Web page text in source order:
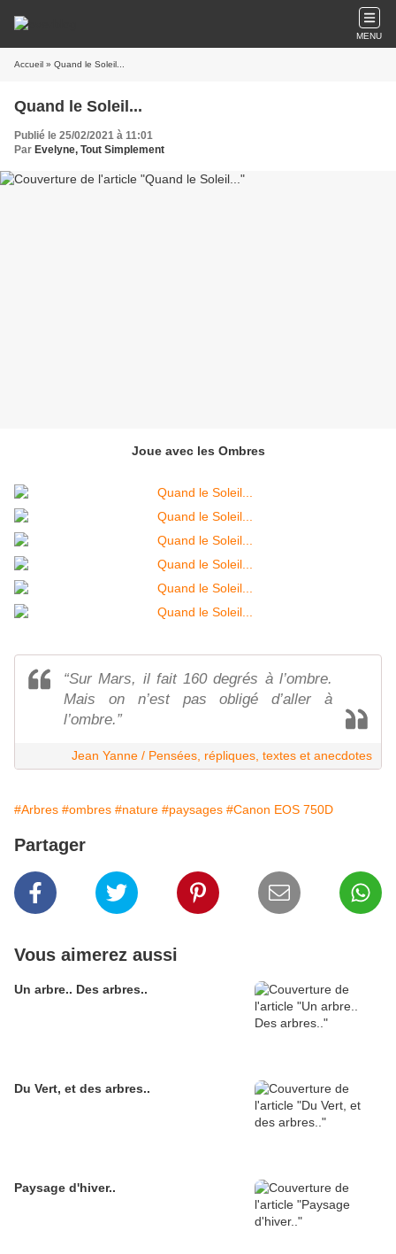
MENU
Accueil » Quand le Soleil...
Quand le Soleil...
Publié le 25/02/2021 à 11:01
Par Evelyne, Tout Simplement
Joue avec les Ombres
“Sur Mars, il fait 160 degrés à l’ombre.
Mais on n’est pas obligé d’aller à
l’ombre.”
Jean Yanne / Pensées, répliques, textes et anecdotes
#Arbres #ombres #nature #paysages #Canon EOS 750D
Partager
Vous aimerez aussi
Un arbre.. Des arbres..
Du Vert, et des arbres..
Paysage d'hiver..